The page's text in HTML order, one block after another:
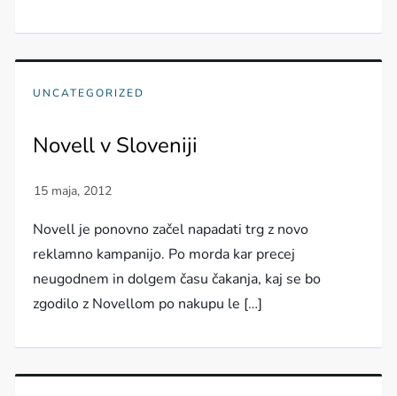
UNCATEGORIZED
Novell v Sloveniji
Novell je ponovno začel napadati trg z novo
reklamno kampanijo. Po morda kar precej
neugodnem in dolgem času čakanja, kaj se bo
zgodilo z Novellom po nakupu le […]